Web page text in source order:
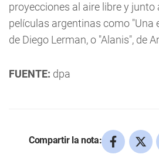
proyecciones al aire libre y
películas argentinas como "Una
de Diego Lerman, o "Alanis", de
FUENTE: dpa
Compartir la nota: